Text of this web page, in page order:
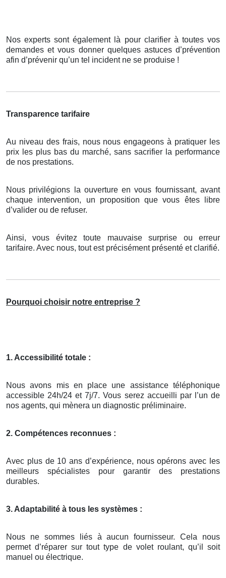
Nos experts sont également là pour clarifier à toutes vos
demandes et vous donner quelques astuces d’prévention
afin d’prévenir qu’un tel incident ne se produise !
Transparence tarifaire
Au niveau des frais, nous nous engageons à pratiquer les
prix les plus bas du marché, sans sacrifier la performance
de nos prestations.
Nous privilégions la ouverture en vous fournissant, avant
chaque intervention, un proposition que vous êtes libre
d’valider ou de refuser.
Ainsi, vous évitez toute mauvaise surprise ou erreur
tarifaire. Avec nous, tout est précisément présenté et clarifié.
Pourquoi choisir notre entreprise ?
1. Accessibilité totale :
Nous avons mis en place une assistance téléphonique
accessible 24h/24 et 7j/7. Vous serez accueilli par l’un de
nos agents, qui mènera un diagnostic préliminaire.
2. Compétences reconnues :
Avec plus de 10 ans d’expérience, nous opérons avec les
meilleurs spécialistes pour garantir des prestations
durables.
3. Adaptabilité à tous les systèmes :
Nous ne sommes liés à aucun fournisseur. Cela nous
permet d’réparer sur tout type de volet roulant, qu’il soit
manuel ou électrique.